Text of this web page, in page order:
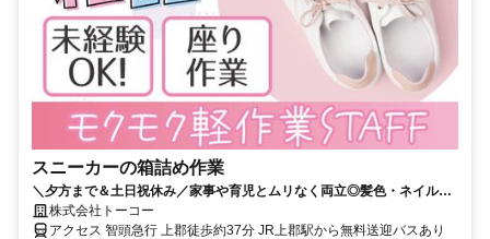
スニーカーの箱詰め作業
＼夕方まで＆土日祝休み／家事や育児とムリなく両立◎髪色・ネイル・
アクセも自由で、普段のおしゃれも我慢せずに働けます♪
株式会社トーコー
アクセス 智頭急行 上郡徒歩約37分 JR上郡駅から無料送迎バスあり